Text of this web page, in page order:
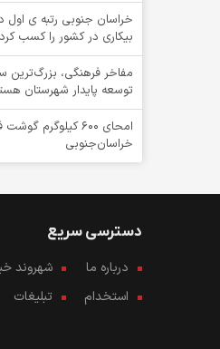
خراسان جنوبی رتبه ی اول
بیکاری در کشور را کسب کرد
مفاخر فرهنگی، بزرگ‌ترین
توسعه پایدار شهرستان
امحای ۶۰۰ کیلوگرم
خراسان‌جنوبی
دسترسی سریع
درباره ما
شهروند
استخدام
تبلیغات